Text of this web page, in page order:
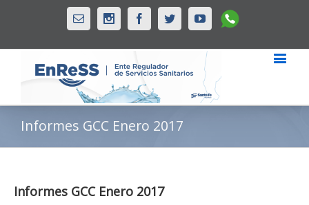
Email InstagramFacebookTwitterYoutubeWhatsapp
Informes GCC Enero 2017
Informes GCC Enero 2017